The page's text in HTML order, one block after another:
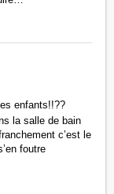
enfants!!??
la salle de bain
c’est le
foutre